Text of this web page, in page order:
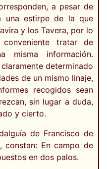
a pesar de
una estirpe de la que
y los Tavera, por lo
tratar de
misma información.
determinado
de un mismo linaje,
recogidos sean
sin lugar a duda,
y cierto.
de Francisco de
constan: En campo de
en dos palos.